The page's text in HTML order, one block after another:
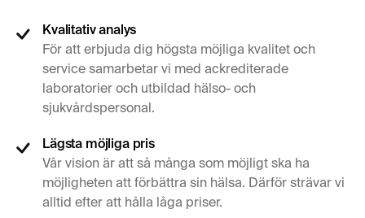
Kvalitativ analys
För att erbjuda dig högsta möjliga kvalitet och
service samarbetar vi med ackrediterade
laboratorier och utbildad hälso- och
sjukvårdspersonal.
Lägsta möjliga pris
Vår vision är att så många som möjligt ska ha
möjligheten att förbättra sin hälsa. Därför strävar vi
alltid efter att hålla låga priser.